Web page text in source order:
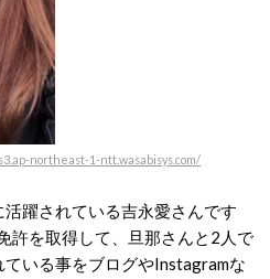
northeast-1-ntt.wasabisys.com/
躍されている吉永愛さんです
許を取得して、旦那さんと2人で
いる事をブログやInstagramな